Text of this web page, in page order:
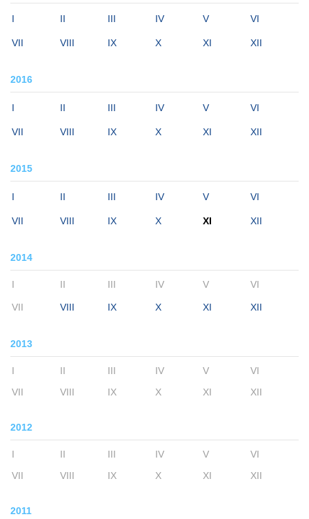
I II III IV V VI
VII VIII IX X XI XII
2016
I II III IV V VI
VII VIII IX X XI XII
2015
I II III IV V VI
VII VIII IX X XI XII
2014
I II III IV V VI
VII VIII IX X XI XII
2013
I II III IV V
VI
VII
VIII IX X XI XII
2012
I II III IV V
VI
VII
VIII IX X XI XII
2011